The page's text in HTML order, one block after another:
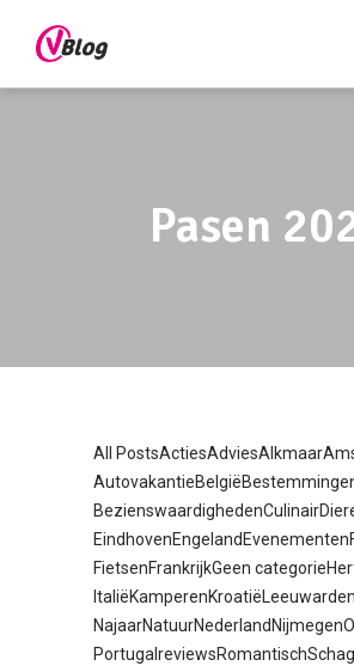
Pasen
All PostsActiesAdviesAlkmaar
AutovakantieBelgië
BezienswaardighedenCulinair
EindhovenEngeland Evenementen
FietsenFrankrijkGeen categorie
ItaliëKamperenKroatiëLeeuwarden
NajaarNatuurNederland Nijmegen
Portugal reviewsRomantisch